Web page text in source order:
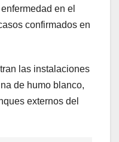
en el
confirmados en
las instalaciones
de humo blanco,
externos del